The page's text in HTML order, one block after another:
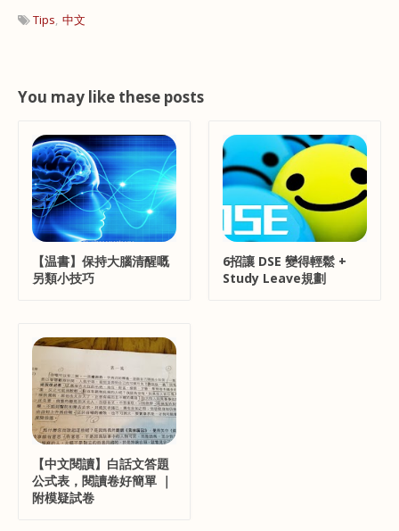
Tips 中文
You may like these posts
【温書】保持大腦清醒嘅
另類小技巧
6招讓 DSE 變得輕鬆 +
Study Leave規劃
【中文閱讀】白話文答題
公式表，閱讀卷好簡單 ｜
附模疑試卷